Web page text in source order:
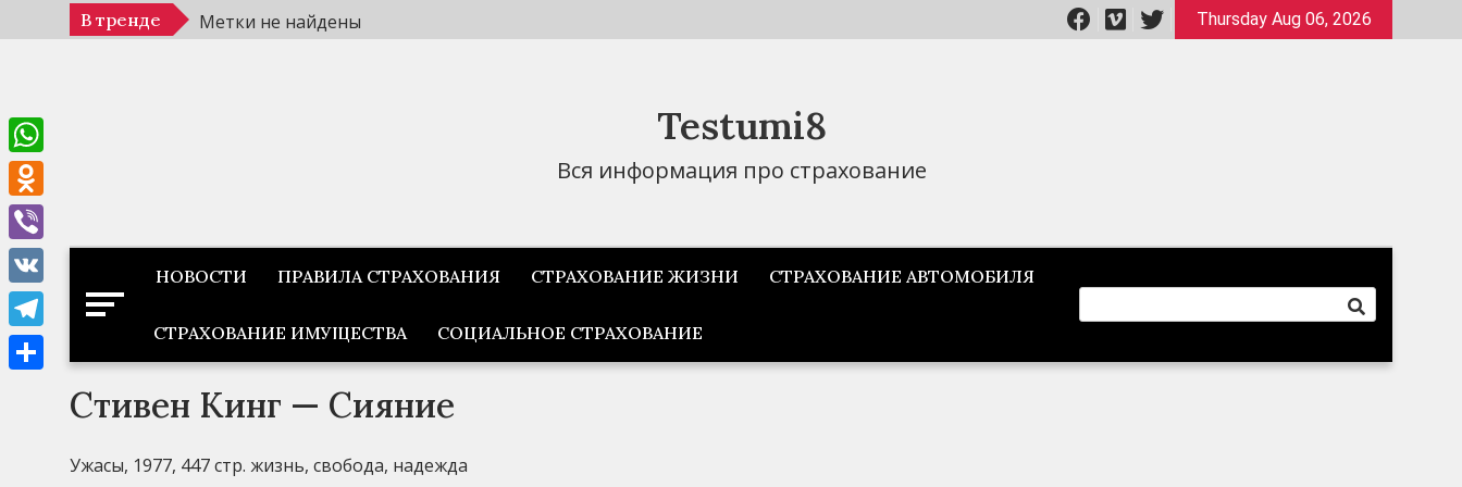
к
В тренде Метки не найдены Thursday Aug 06, 2026
Testumi8
Вся информация про страхование
НОВОСТИ ПРАВИЛА СТРАХОВАНИЯ СТРАХОВАНИЕ ЖИЗНИ СТРАХОВАНИЕ АВТОМОБИЛЯ
СТРАХОВАНИЕ ИМУЩЕСТВА СОЦИАЛЬНОЕ СТРАХОВАНИЕ
Стивен Кинг — Сияние
Ужасы, 1977, 447 стр. жизнь, свобода, надежда
WhatsApp
Odnoklassniki
Viber
VK
Telegram
Отправить